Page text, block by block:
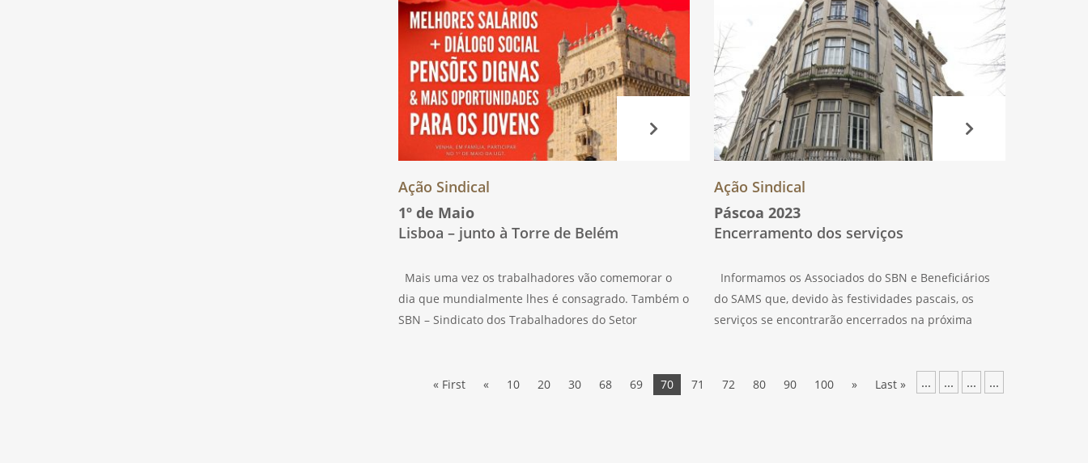
Ação Sindical
1º de Maio
Lisboa – junto à Torre de Belém
Mais uma vez os trabalhadores vão comemorar o
dia que mundialmente lhes é consagrado. Também o
SBN – Sindicato dos Trabalhadores do Setor
Ação Sindical
Páscoa 2023
Encerramento dos serviços
Informamos os Associados do SBN e Beneficiários
do SAMS que, devido às festividades pascais, os
serviços se encontrarão encerrados na próxima
todos desejar uma
« First « ...
10 20 30 ...
68 69 70 71 72 ...
80 90 100 ...
» Last »